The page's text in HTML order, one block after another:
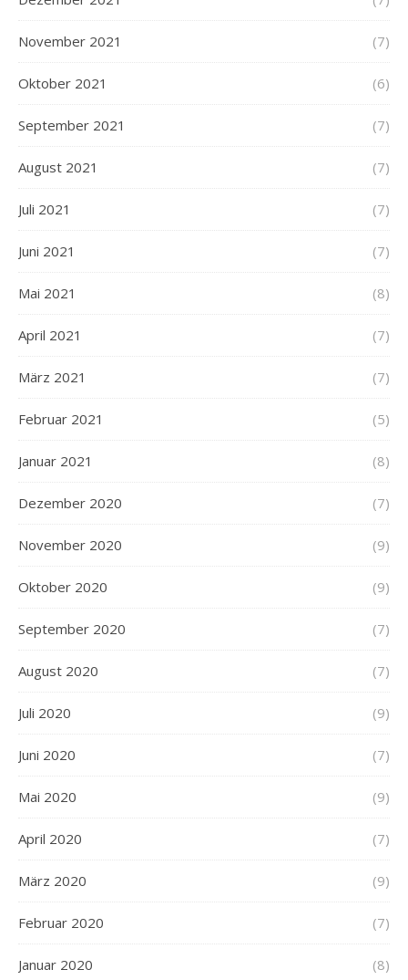
November 2021 (7)
Oktober 2021 (6)
September 2021 (7)
August 2021 (7)
Juli 2021 (7)
Juni 2021 (7)
Mai 2021 (8)
April 2021 (7)
März 2021 (7)
Februar 2021 (5)
Januar 2021 (8)
Dezember 2020 (7)
November 2020 (9)
Oktober 2020 (9)
September 2020 (7)
August 2020 (7)
Juli 2020 (9)
Juni 2020 (7)
Mai 2020 (9)
April 2020 (7)
März 2020 (9)
Februar 2020 (7)
Januar 2020 (8)